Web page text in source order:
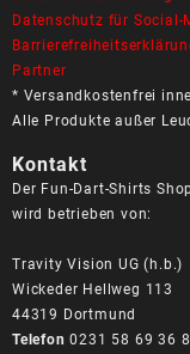
Datenschutz für Social-
Partner
* Versandkostenfrei
Alle Produkte außer
Kontakt
Der Fun-Dart-Shirts
wird betrieben von:
Travity Vision UG (h.b.)
Wickeder Hellweg 113
44319 Dortmund
Telefon 0231 58 69 36